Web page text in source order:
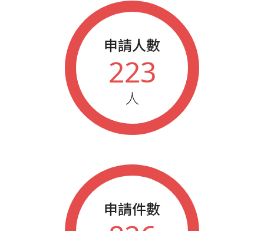
藍鵲企業家參加年會人員
藍鵲企業家參加年會人員
藍鵲企業家榮譽會員
藍鵲企業家參加年會人員
藍鵲企業家參加年會人員
藍鵲企業家參加年會人員
申請人數
223
人
申請件數